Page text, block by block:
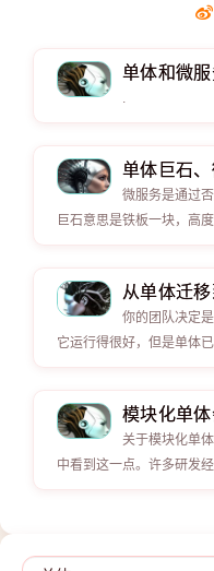
单体和微
.
单体巨石
微服务是通过
巨石意思是铁板一块，高
从单体迁
你的团队决定
它运行得很好，但是单体
模块化单
关于模块化单
中看到这一点。许多研发